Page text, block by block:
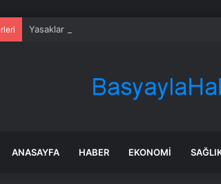
Yasaklar peş peşe geliyor: Bir ilçede daha
ANASAYFA HABER EKONOMI